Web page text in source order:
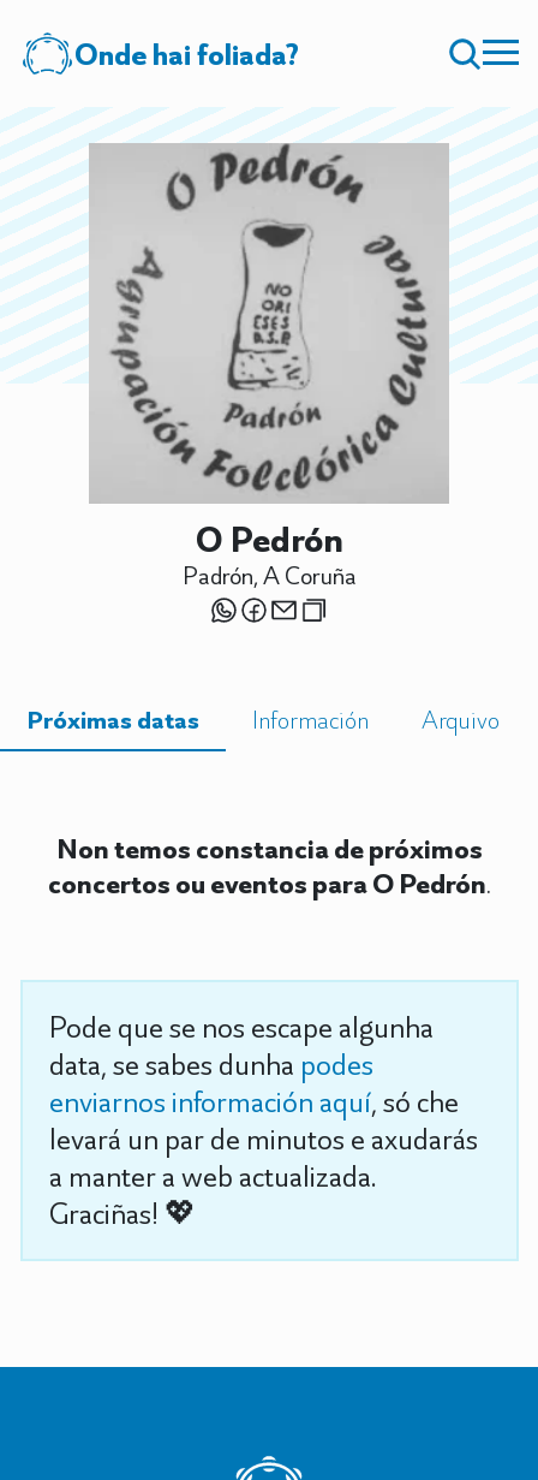
Onde hai foliada?
O Pedrón
Padrón, A Coruña
Próximas datas Información Arquivo
Non temos constancia de próximos
concertos ou eventos para O Pedrón.
Pode que se nos escape algunha
data, se sabes dunha podes
enviarnos información aquí, só che
levará un par de minutos e axudarás
a manter a web actualizada.
Graciñas! 💖